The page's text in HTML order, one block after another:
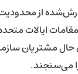
از
ایالات متحده
حال مشتریان
می‌سنجند.